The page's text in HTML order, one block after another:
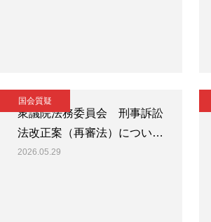
国会質疑
衆議院法務委員会 刑事訴訟
法改正案（再審法）につい…
2026.05.29